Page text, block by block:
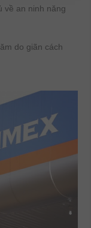
về an ninh năng
do giãn cách